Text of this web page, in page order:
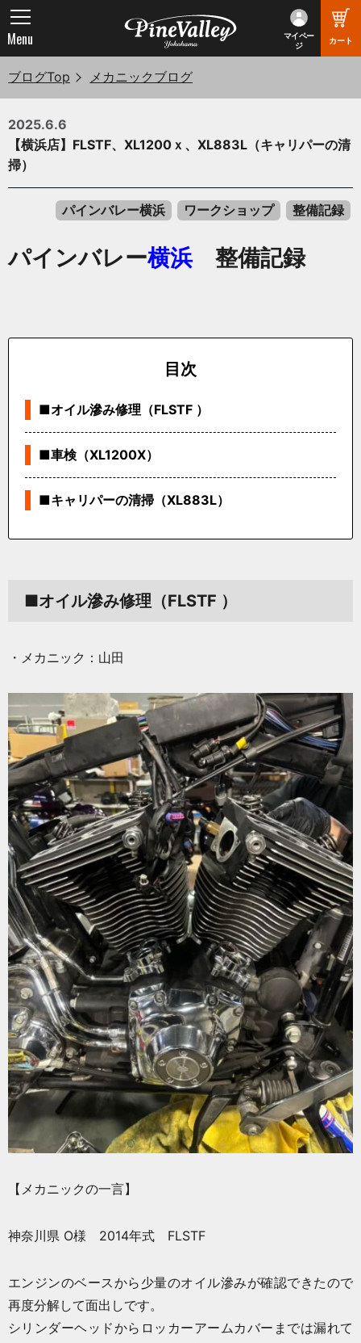
マイペー
ジ
カート
Menu
ブログTop メカニックブログ
2025.6.6
【横浜店】FLSTF、XL1200ｘ、XL883L（キャリパーの清
掃）
パインバレー横浜 ワークショップ 整備記録
パインバレー横浜整備記録
目次
■オイル滲み修理（FLSTF ）
■車検（XL1200X）
■キャリパーの清掃（XL883L）
■オイル滲み修理（FLSTF ）
・メカニック：山田
【メカニックの一言】
神奈川県 O様 2014年式 FLSTF
エンジンのベースから少量のオイル滲みが確認できたので
再度分解して面出しです。
シリンダーヘッドからロッカーアームカバーまでは漏れて